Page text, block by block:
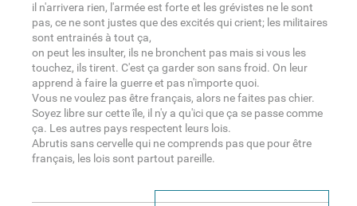
il n'arrivera rien, l'armée est forte et les grévistes ne le sont
pas, ce ne sont justes que des excités qui crient; les militaires
sont entrainés à tout ça,
on peut les insulter, ils ne bronchent pas mais si vous les
touchez, ils tirent. C'est ça garder son sans froid. On leur
apprend à faire la guerre et pas n'importe quoi.
Vous ne voulez pas être français, alors ne faites pas chier.
Soyez libre sur cette île, il n'y a qu'ici que ça se passe comme
ça. Les autres pays respectent leurs lois.
Abrutis sans cervelle qui ne comprends pas que pour être
français, les lois sont partout pareille.